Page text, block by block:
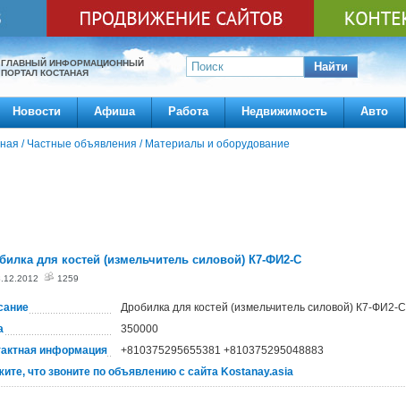
ГЛАВНЫЙ ИНФОРМАЦИОННЫЙ
ПОРТАЛ КОСТАНАЯ
Найти
Новости Афиша Работа Недвижимость Авто
/ Частные объявления / Материалы и оборудование
для костей (измельчитель силовой) К7-ФИ2-С
1259
Дробилка для костей (измельчитель силовой) К7-ФИ2-С
350000
информация
+810375295655381 +810375295048883
что звоните по объявлению с сайта Kostanay.asia